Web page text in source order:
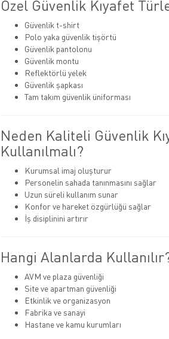
Özel Güvenlik Kıyafet
Güvenlik t-shirt
Polo yaka güvenlik tişörtü
Güvenlik pantolonu
Güvenlik montu
Reflektörlü yelek
Güvenlik şapkası
Tam takım güvenlik üniforması
Neden Kaliteli Güvenlik
Kullanılmalı?
Kurumsal imaj oluşturur
Personelin sahada tanınmasını sağlar
Uzun süreli kullanım sunar
Konfor ve hareket özgürlüğü sağlar
İş disiplinini artırır
Hangi Alanlarda
AVM ve plaza güvenliği
Site ve apartman güvenliği
Etkinlik ve organizasyon
Fabrika ve sanayi
Hastane ve kamu kurumları